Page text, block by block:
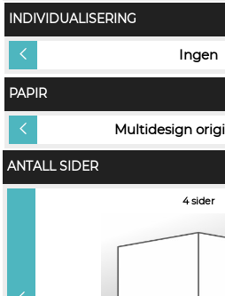
INDIVIDUALISERING
Ingen
PAPIR
Multidesign
ANTALL SIDER
4 sider